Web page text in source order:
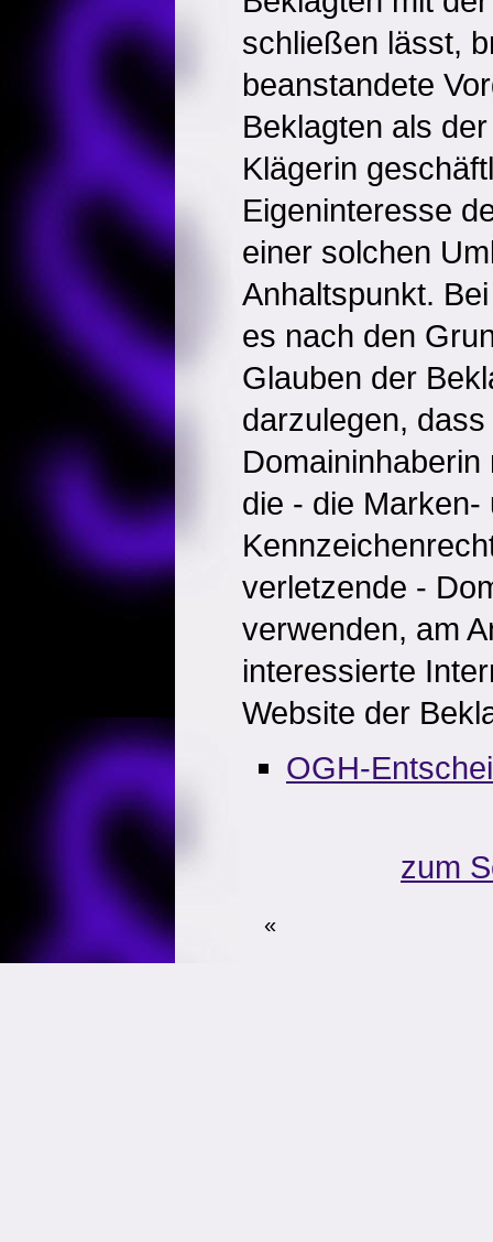
schließen lässt,
beanstandete
Beklagten als
Klägerin
Eigeninteresse
einer solchen
Anhaltspunkt.
es nach den
Glauben der
darzulegen,
die - die Marken-
verletzende -
verwenden, am
interessierte
Website der
OGH-
zum
«